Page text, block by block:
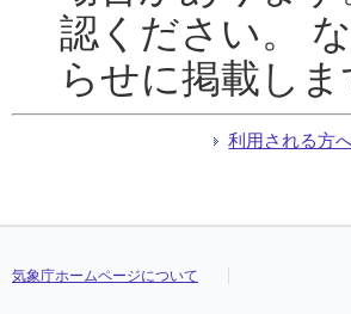
認ください。
らせに掲載しま
利用される方
気象庁ホームページについて